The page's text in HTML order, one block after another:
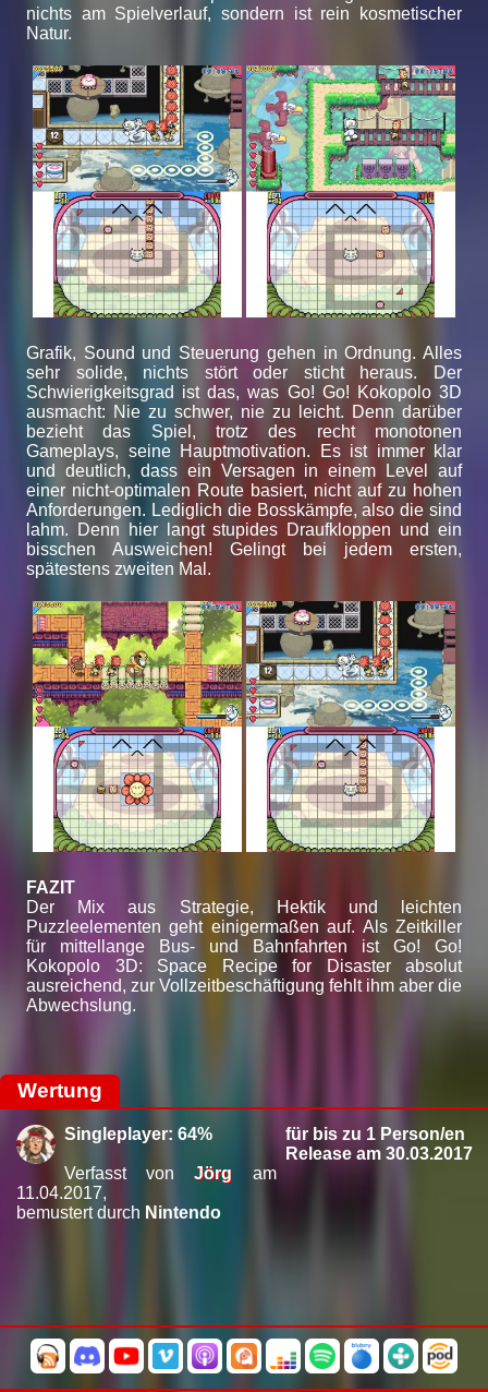
nichts am Spielverlauf, sondern ist rein kosmetischer
Natur.
Grafik, Sound und Steuerung gehen in Ordnung. Alles
sehr solide, nichts stört oder sticht heraus. Der
Schwierigkeitsgrad ist das, was Go! Go! Kokopolo 3D
ausmacht: Nie zu schwer, nie zu leicht. Denn darüber
bezieht das Spiel, trotz des recht monotonen
Gameplays, seine Hauptmotivation. Es ist immer klar
und deutlich, dass ein Versagen in einem Level auf
einer nicht-optimalen Route basiert, nicht auf zu hohen
Anforderungen. Lediglich die Bosskämpfe, also die sind
lahm. Denn hier langt stupides Draufkloppen und ein
bisschen Ausweichen! Gelingt bei jedem ersten,
spätestens zweiten Mal.
FAZIT
Der Mix aus Strategie, Hektik und leichten
Puzzleelementen geht einigermaßen auf. Als Zeitkiller
für mittellange Bus- und Bahnfahrten ist Go! Go!
Kokopolo 3D: Space Recipe for Disaster absolut
ausreichend, zur Vollzeitbeschäftigung fehlt ihm aber die
Abwechslung.
Wertung
Singleplayer: 64%
Verfasst vonJörg am
11.04.2017,
bemustert durch Nintendo
für bis zu 1 Person/en
Release am 30.03.2017